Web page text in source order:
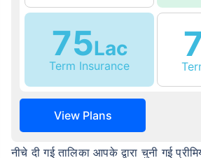
75Lac
Term Insurance
View Plans
नीचे दी गई तालिका आपके द्वारा चुनी गई